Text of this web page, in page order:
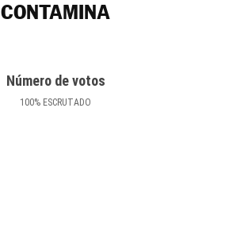
CONTAMINA
Número de votos
100% ESCRUTADO